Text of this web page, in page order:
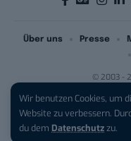
Wir benutzen Cookies, um
Website zu verbessern.
du dem Datenschutzzu.
© 2003 -
Über uns Presse
iPhone 17 Pro
200 €